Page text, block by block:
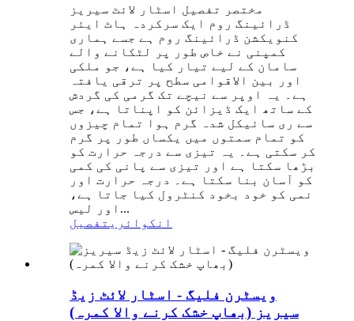
مختصر تفصیل اسٹار لائٹ سیریز
ڈرائینگ روم ایک سرکردہ ہاٹ ایئر
کنویکشن ڈرائینگ روم ہے جسے ہماری
کمپنی نے خاص طور پر لٹکانے والے
سامان کے لیے تیار کیا ہے، جو ملکی
اور بین الاقوامی سطح پر ترقی یافتہ
ہے۔ یہ اوپر سے نیچے تک گرمی کی گردش
کے ساتھ ایک ڈیزائن کو اپناتا ہے، جس
سے ری سائیکل شدہ گرم ہوا تمام چیزوں
کو تمام سمتوں میں یکساں طور پر گرم
کر سکتی ہے۔ یہ تیزی سے درجہ حرارت کو
بڑھا سکتا ہے اور تیزی سے پانی کی کمی
کو آسان بنا سکتا ہے۔ درجہ حرارت اور
نمی کو خود بخود کنٹرول کیا جاتا ہے،
اور لیس...
انکوائری تفصیل
ویسٹرن فلیگ - اسٹار لائٹ زیڈ
سیریز (بھاپ خشک کرنے والا کمرہ)